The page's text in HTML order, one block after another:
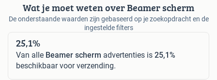
Wat je moet weten over Beamer scherm
De onderstaande waarden zijn gebaseerd op je zoekopdracht en de
ingestelde filters
25,1%
Van alle Beamer scherm advertenties is 25,1%
beschikbaar voor verzending.